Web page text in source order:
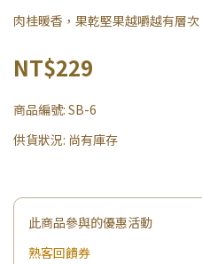
肉桂暖香，果乾堅果越嚼越有層次
NT$229
商品編號: SB-6
供貨狀況: 尚有庫存
此商品參與的優惠活動
熟客回饋券